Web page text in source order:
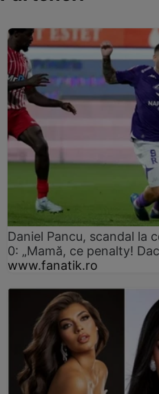
Daniel Pancu, scandal la
0: „Mamă, ce penalty!
www.fanatik.ro